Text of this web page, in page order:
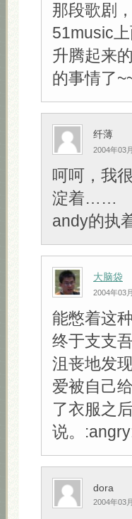
那段歌剧
51music
升腾起来
的事情了
纤薄
2004年03
呵呵，我
淀着……
andy的执
大脑袋
2004年03
能憋着这
终于支支
沮丧地发
爱被自己
了衣服之
说。
dora
2004年03